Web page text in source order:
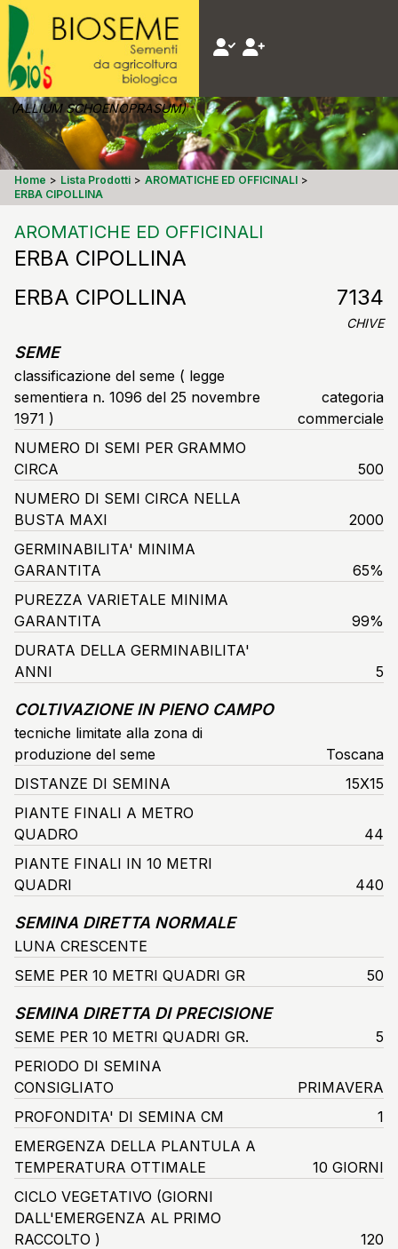
Home > Lista Prodotti > AROMATICHE ED OFFICINALI >
ERBA CIPOLLINA
AROMATICHE ED OFFICINALI
ERBA CIPOLLINA
ERBA CIPOLLINA
(ALLIUM SCHOENOPRASUM)
7134
CHIVE
SEME
classificazione del seme ( legge
sementiera n. 1096 del 25 novembre
1971 )
categoria
commerciale
NUMERO DI SEMI PER GRAMMO
CIRCA
500
NUMERO DI SEMI CIRCA NELLA
BUSTA MAXI
2000
GERMINABILITA' MINIMA
GARANTITA
65%
PUREZZA VARIETALE MINIMA
GARANTITA
99%
DURATA DELLA GERMINABILITA'
ANNI
5
COLTIVAZIONE IN PIENO CAMPO
tecniche limitate alla zona di
produzione del seme
Toscana
DISTANZE DI SEMINA
15X15
PIANTE FINALI A METRO
QUADRO
44
PIANTE FINALI IN 10 METRI
QUADRI
440
SEMINA DIRETTA NORMALE
LUNA CRESCENTE
SEME PER 10 METRI QUADRI GR
50
SEMINA DIRETTA DI PRECISIONE
SEME PER 10 METRI QUADRI GR.
5
PERIODO DI SEMINA
CONSIGLIATO
PRIMAVERA
PROFONDITA' DI SEMINA CM
1
EMERGENZA DELLA PLANTULA A
TEMPERATURA OTTIMALE
10 GIORNI
CICLO VEGETATIVO (GIORNI
DALL'EMERGENZA AL PRIMO
RACCOLTO )
120